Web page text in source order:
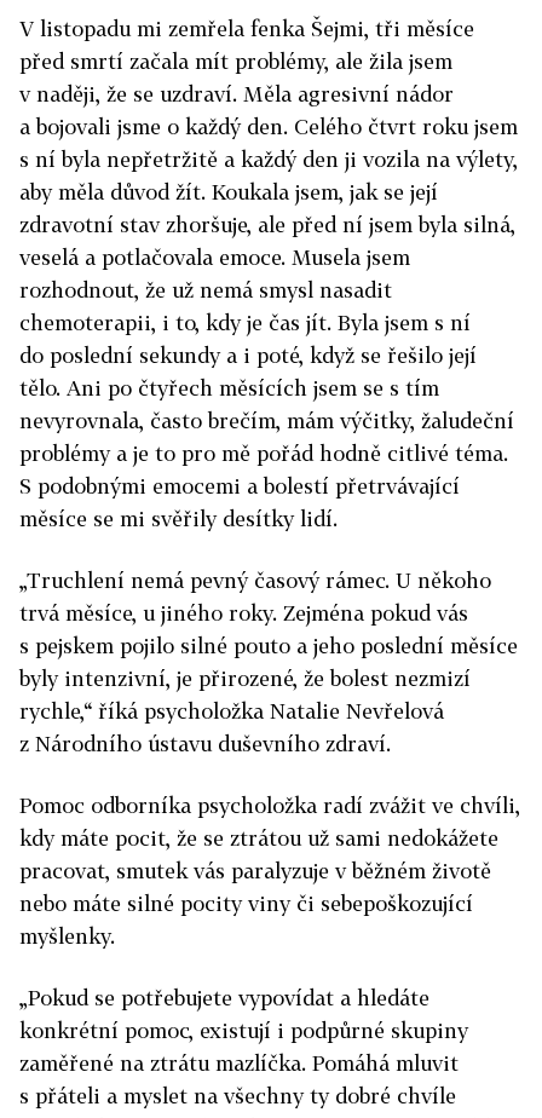
V listopadu mi zemřela fenka Šejmi, tři měsíce
před smrtí začala mít problémy, ale žila jsem
v naději, že se uzdraví. Měla agresivní nádor
a bojovali jsme o každý den. Celého čtvrt roku jsem
s ní byla nepřetržitě a každý den ji vozila na výlety,
aby měla důvod žít. Koukala jsem, jak se její
zdravotní stav zhoršuje, ale před ní jsem byla silná,
veselá a potlačovala emoce. Musela jsem
rozhodnout, že už nemá smysl nasadit
chemoterapii, i to, kdy je čas jít. Byla jsem s ní
do poslední sekundy a i poté, když se řešilo její
tělo. Ani po čtyřech měsících jsem se s tím
nevyrovnala, často brečím, mám výčitky, žaludeční
problémy a je to pro mě pořád hodně citlivé téma.
S podobnými emocemi a bolestí přetrvávající
měsíce se mi svěřily desítky lidí.
„Truchlení nemá pevný časový rámec. U někoho
trvá měsíce, u jiného roky. Zejména pokud vás
s pejskem pojilo silné pouto a jeho poslední měsíce
byly intenzivní, je přirozené, že bolest nezmizí
rychle,“ říká psycholožka Natalie Nevřelová
z Národního ústavu duševního zdraví.
Pomoc odborníka psycholožka radí zvážit ve chvíli,
kdy máte pocit, že se ztrátou už sami nedokážete
pracovat, smutek vás paralyzuje v běžném životě
nebo máte silné pocity viny či sebepoškozující
myšlenky.
„Pokud se potřebujete vypovídat a hledáte
konkrétní pomoc, existují i podpůrné skupiny
zaměřené na ztrátu mazlíčka. Pomáhá mluvit
s přáteli a myslet na všechny ty dobré chvíle